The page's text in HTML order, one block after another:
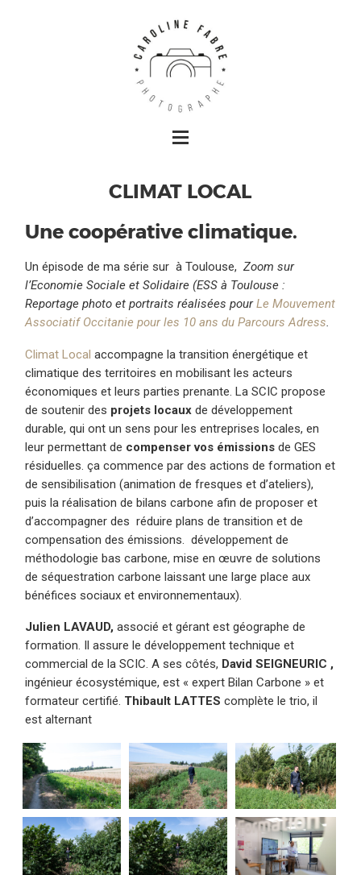
CLIMAT LOCAL
Une coopérative climatique.
Un épisode de ma série sur à Toulouse,Zoom sur
l’Economie Sociale et Solidaire (ESS à Toulouse :
Reportage photo et portraits réalisées pourLe Mouvement
Associatif Occitanie pour les 10 ans du Parcours Adress.
Climat Localaccompagne la transition énergétique et
climatique des territoires en mobilisant les acteurs
économiques et leurs parties prenante. La SCIC propose
de soutenir des projets locauxde développement
durable, qui ont un sens pour les entreprises locales, en
leur permettant de compenser vos émissions de GES
résiduelles. ça commence par des actions de formation et
de sensibilisation (animation de fresques et d’ateliers),
puis la réalisation de bilans carbone afin de proposer et
d’accompagner des réduire plans de transition et de
compensation des émissions. développement de
méthodologie bas carbone, mise en œuvre de solutions
de séquestration carbone laissant une large place aux
bénéfices sociaux et environnementaux).
Julien LAVAUD,associé et gérant est géographe de
formation. Il assure le développement technique et
commercial de la SCIC. A ses côtés, David SEIGNEURIC ,
ingénieur écosystémique, est « expert Bilan Carbone » et
formateur certifié. Thibault LATTEScomplète le trio, il
est alternant